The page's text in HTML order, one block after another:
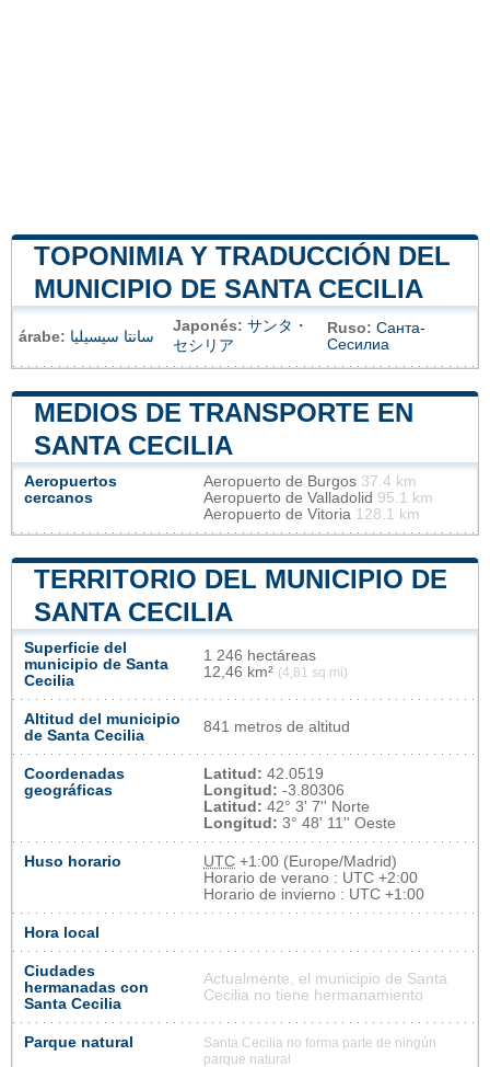
TOPONIMIA Y TRADUCCIÓN DEL
MUNICIPIO DE SANTA CECILIA
árabe: سانتا سيسيليا
Japonés: サンタ・
セシリア
Ruso: Санта-
Сесилиа
MEDIOS DE TRANSPORTE EN
SANTA CECILIA
Aeropuertos
cercanos
Aeropuerto de Burgos 37.4 km
Aeropuerto de Valladolid 95.1 km
Aeropuerto de Vitoria 128.1 km
TERRITORIO DEL MUNICIPIO DE
SANTA CECILIA
Superficie del
municipio de Santa
Cecilia
1 246 hectáreas
12,46 km² (4,81 sq mi)
Altitud del municipio
de Santa Cecilia
841 metros de altitud
Coordenadas
geográficas
Latitud: 42.0519
Longitud: -3.80306
Latitud: 42° 3' 7'' Norte
Longitud: 3° 48' 11'' Oeste
Huso horario UTC +1:00 (Europe/Madrid)
Horario de verano : UTC +2:00
Horario de invierno : UTC +1:00
Hora local
Ciudades
hermanadas con
Santa Cecilia
Actualmente, el municipio de Santa
Cecilia no tiene hermanamiento
Parque natural
Santa Cecilia no forma parte de ningún
parque natural